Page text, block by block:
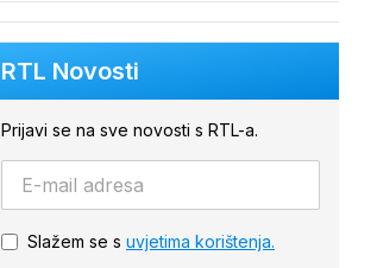
RTL Novosti
Prijavi se na sve novosti s RTL-a.
Slažem se s uvjetima korištenja.